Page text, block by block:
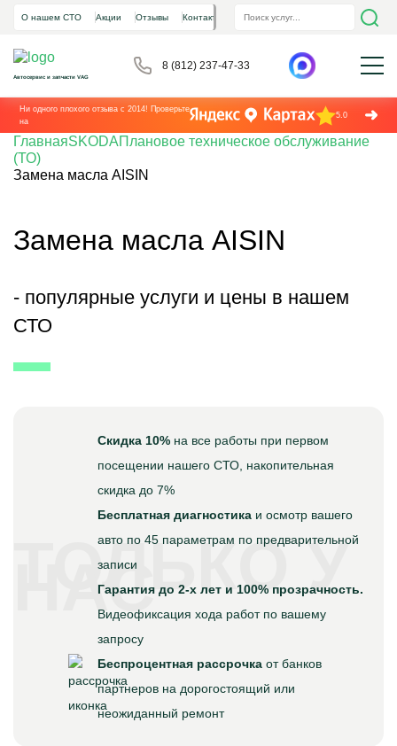
О нашем СТО Акции Отзывы Контакты
Автосервис и запчасти VAG
8 (812) 237-47-33
Ни одного плохого отзыва с 2014! Проверьте
на
5.0
ГлавнаяSKODAПлановое техническое обслуживание
(ТО)
Замена масла AISIN
Замена масла AISIN
- популярные услуги и цены в нашем
СТО
Скидка 10% на все работы при первом
посещении нашего СТО, накопительная
скидка до 7%
Бесплатная диагностика и осмотр вашего
авто по 45 параметрам по предварительной
записи
Гарантия до 2-х лет и 100% прозрачность.
Видеофиксация хода работ по вашему
запросу
Беспроцентная рассрочка от банков
партнеров на дорогостоящий или
неожиданный ремонт
ТОЛЬКО У
НАС